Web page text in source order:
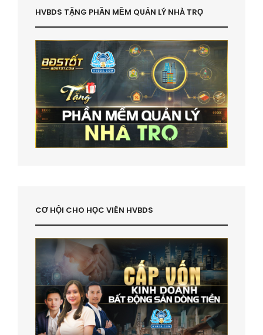
HVBDS TẶNG PHẦN MỀM QUẢN LÝ NHÀ TRỌ
CƠ HỘI CHO HỌC VIÊN HVBDS